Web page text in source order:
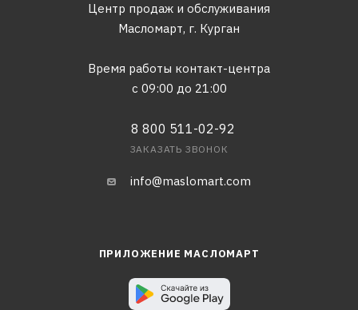
Центр продаж и обслуживания
Масломарт, г. Курган
Время работы контакт-центра
с 09:00 до 21:00
8 800 511-02-92
ЗАКАЗАТЬ ЗВОНОК
info@maslomart.com
ПРИЛОЖЕНИЕ МАСЛОМАРТ